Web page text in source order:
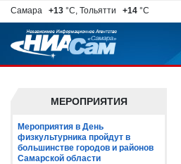
Самара +13 °C, Тольятти +14 °C
МЕРОПРИЯТИЯ
Мероприятия в День
физкультурника пройдут в
большинстве городов и районов
Самарской области